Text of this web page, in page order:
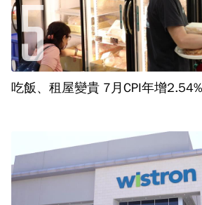
吃飯、租屋變貴 7月CPI年增